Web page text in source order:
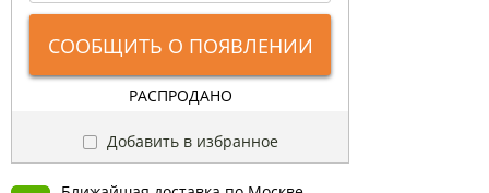
СООБЩИТЬ О ПОЯВЛЕНИИ
РАСПРОДАНО
Добавить в избранное